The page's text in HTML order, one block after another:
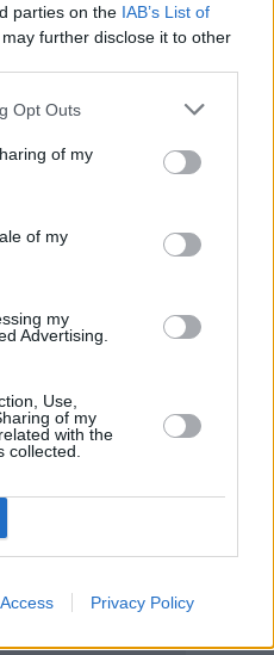
parties on the IAB’s List of
further disclose it to other
Opt Outs
of my
of my
my
Advertising.
Use,
of my
with the
collected.
Privacy Policy
bank γνωστοποίησε
ίδρυση μίας ακόμα
Με τη λειτουργία της
διευρύνει ακόμα
για